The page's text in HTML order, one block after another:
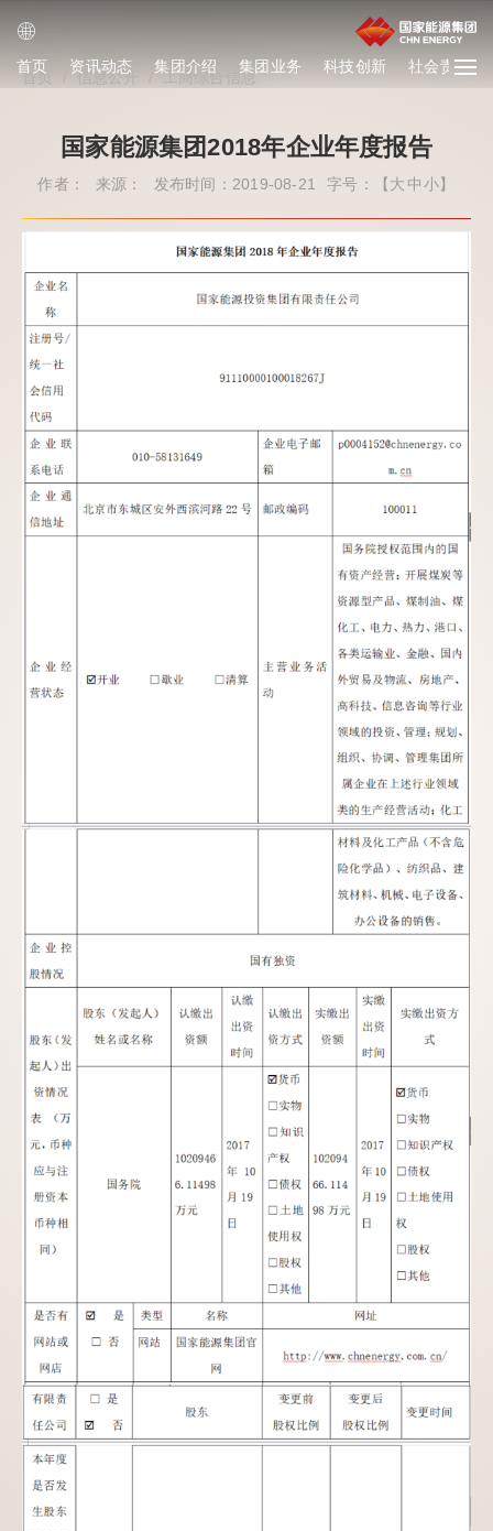
首页 资讯动态 集团介绍 集团业务 科技创新 社会责任
首页 /信息公开 /工商综合信息
国家能源集团2018年企业年度报告
作者： 来源： 发布时间：2019-08-21 字号：【大 中小】